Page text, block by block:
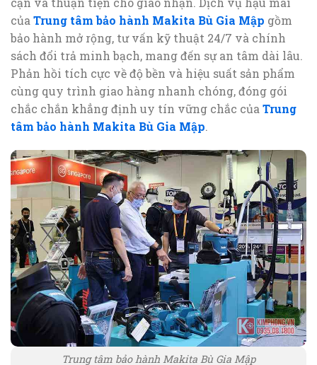
của Trung tâm bảo hành Makita Bù Gia Mập gồm
bảo hành mở rộng, tư vấn kỹ thuật 24/7 và chính
sách đổi trả minh bạch, mang đến sự an tâm dài lâu.
Phản hồi tích cực về độ bền và hiệu suất sản phẩm
cùng quy trình giao hàng nhanh chóng, đóng gói
chắc chắn khẳng định uy tín vững chắc của Trung
tâm bảo hành Makita Bù Gia Mập.
Trung tâm bảo hành Makita Bù Gia Mập